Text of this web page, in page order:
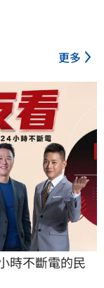
更多
時不斷電的民